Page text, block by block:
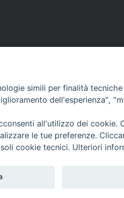
Ufficio
Piazza
simili per finalità
dell'esperienza",
all'utilizzo dei cookie.
le tue preferenze.
cookie tecnici. Ulteriori